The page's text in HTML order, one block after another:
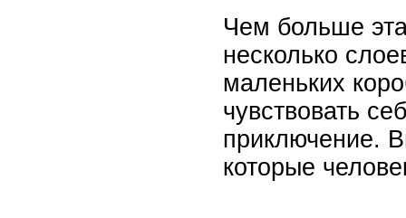
Чем больше
несколько
маленьких
чувствовать
приключение.
которые